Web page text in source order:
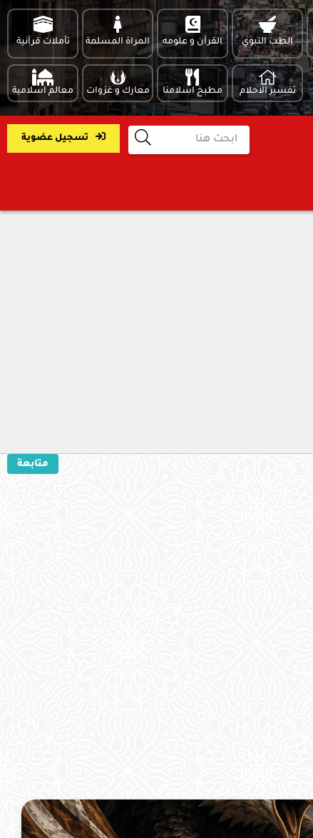
الطب النبوي القرآن و علومه المراة المسلمة تأملات قرآنية
تفسير الاحلام مطبخ اسلامنا معارك و غزوات معالم اسلامية
تسجيل عضوية
متابعة